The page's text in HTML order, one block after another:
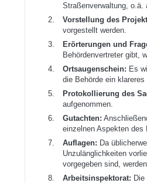
Straßenverwaltung, o.ä.
Vorstellung des
vorgestellt werden.
Erörterungen und
Behördenvertreter gibt,
Ortsaugenschein: Es
die Behörde ein
Protokollierung des
aufgenommen.
Gutachten:
einzelnen Aspekten des
Auflagen: Da
Unzulänglichkeiten
vorgegeben sind,
Arbeitsinspektorat: